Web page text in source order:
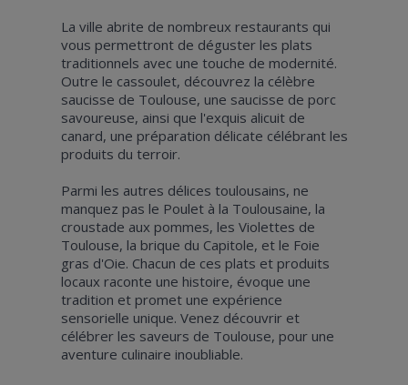
La ville abrite de nombreux restaurants qui
vous permettront de déguster les plats
traditionnels avec une touche de modernité.
Outre le cassoulet, découvrez la célèbre
saucisse de Toulouse, une saucisse de porc
savoureuse, ainsi que l'exquis alicuit de
canard, une préparation délicate célébrant les
produits du terroir.
Parmi les autres délices toulousains, ne
manquez pas le Poulet à la Toulousaine, la
croustade aux pommes, les Violettes de
Toulouse, la brique du Capitole, et le Foie
gras d'Oie. Chacun de ces plats et produits
locaux raconte une histoire, évoque une
tradition et promet une expérience
sensorielle unique. Venez découvrir et
célébrer les saveurs de Toulouse, pour une
aventure culinaire inoubliable.